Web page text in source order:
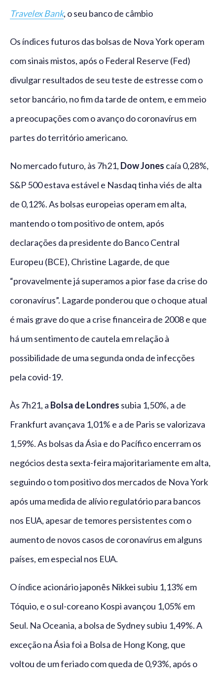
Travelex Bank, o seu banco de câmbio
Os índices futuros das bolsas de Nova York operam
com sinais mistos, após o Federal Reserve (Fed)
divulgar resultados de seu teste de estresse com o
setor bancário, no fim da tarde de ontem, e em meio
a preocupações com o avanço do coronavírus em
partes do território americano.
No mercado futuro, às 7h21, Dow Jones caía 0,28%,
S&P 500 estava estável e Nasdaq tinha viés de alta
de 0,12%. As bolsas europeias operam em alta,
mantendo o tom positivo de ontem, após
declarações da presidente do Banco Central
Europeu (BCE), Christine Lagarde, de que
“provavelmente já superamos a pior fase da crise do
coronavírus”. Lagarde ponderou que o choque atual
é mais grave do que a crise financeira de 2008 e que
há um sentimento de cautela em relação à
possibilidade de uma segunda onda de infecções
pela covid-19.
Às 7h21, a Bolsa de Londres subia 1,50%, a de
Frankfurt avançava 1,01% e a de Paris se valorizava
1,59%. As bolsas da Ásia e do Pacífico encerram os
negócios desta sexta-feira majoritariamente em alta,
seguindo o tom positivo dos mercados de Nova York
após uma medida de alívio regulatório para bancos
nos EUA, apesar de temores persistentes com o
aumento de novos casos de coronavírus em alguns
países, em especial nos EUA.
O índice acionário japonês Nikkei subiu 1,13% em
Tóquio, e o sul-coreano Kospi avançou 1,05% em
Seul. Na Oceania, a bolsa de Sydney subiu 1,49%. A
exceção na Ásia foi a Bolsa de Hong Kong, que
voltou de um feriado com queda de 0,93%, após o